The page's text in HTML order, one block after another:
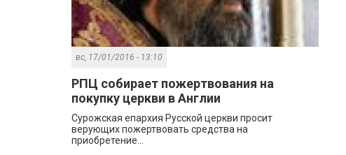
вс, 17/01/2016 - 13:10
РПЦ собирает пожертвования на
покупку церкви в Англии
Сурожская епархия Русской церкви просит
верующих пожертвовать средства на
приобретение...